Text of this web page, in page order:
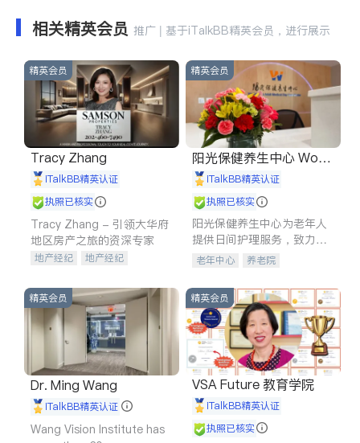
相关精英会员 推广 | 基于iTalkBB精英会员，进行展示
精英会员
Tracy Zhang
iTalkBB精英认证
执照已核实
Tracy Zhang - 引领大华府
地区房产之旅的资深专家
地产经纪
地产经纪
商铺租售
开发商建商
精英会员
阳光保健养生中心 World
shine
iTalkBB精英认证
执照已核实
阳光保健养生中心为老年人
提供日间护理服务，致力于
通过持续的护理创新来有效
老年中心 养老院
精英会员
Dr. Ming Wang
iTalkBB精英认证
Wang Vision Institute has
精英会员
VSA Future 教育学院
iTalkBB精英认证
执照已核实